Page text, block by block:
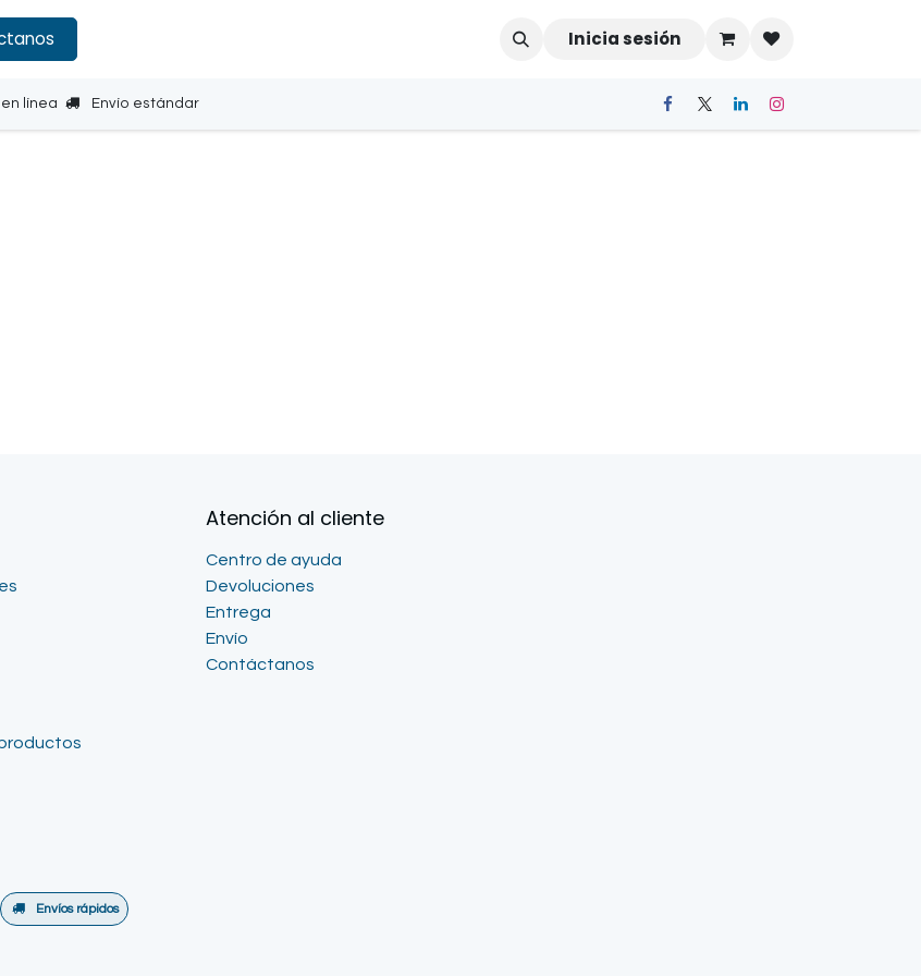
Inicia sesión
línea Envío estándar
Atención al cliente
Centro de ayuda
Devoluciones
Entrega
Envío
Contáctanos
Envíos rápidos